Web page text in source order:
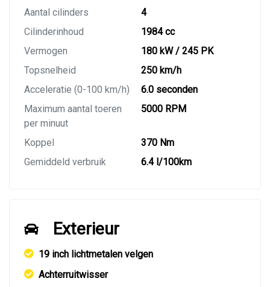
Aantal cilinders
4
Cilinderinhoud
1984 cc
Vermogen
180 kW / 245 PK
Topsnelheid
250 km/h
Acceleratie (0-100 km/h)
6.0 seconden
Maximum aantal toeren
per minuut
5000 RPM
Koppel
370 Nm
Gemiddeld verbruik
6.4 l/100km
Exterieur
19 inch lichtmetalen velgen
Achterruitwisser